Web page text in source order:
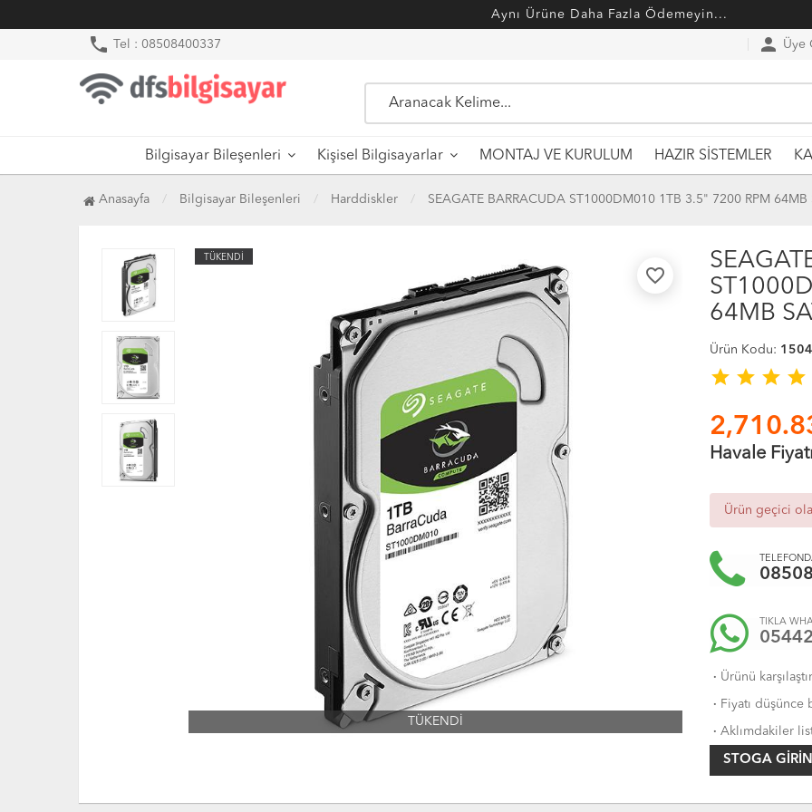
Aynı Ürüne Daha Fazla Ödemeyin...
phone Tel : 08508400337 person Üye
Bilgisayar Bileşenleri Kişisel Bilgisayarlar MONTAJ VE KURULUM HAZIR SİSTEMLER
Anasayfa Bilgisayar Bileşenleri Harddiskler SEAGATE BARRACUDA ST1000DM010 1TB 3.5" 7200 RPM 64MB
TÜKENDİ
favorite_border
TÜKENDİ
64MB
Ürün Kodu:
star star star star
Havale
Ürün geçici
TIKLA
· Ürünü
· Fiyatı düşünce
· Aklımdakiler
STOGA